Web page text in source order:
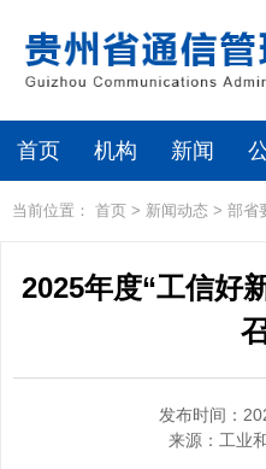
首页 机构 新闻
当前位置： 首页 > 新闻动态 > 部省
2025年度“工信好
发布时间：
来源： 工业